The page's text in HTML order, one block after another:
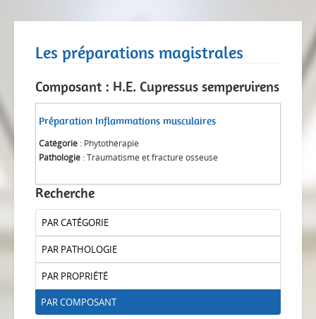
Les préparations magistrales
Composant : H.E. Cupressus sempervirens
Préparation Inflammations musculaires
Catégorie : Phytothérapie
Pathologie : Traumatisme et fracture osseuse
Recherche
PAR CATÉGORIE
PAR PATHOLOGIE
PAR PROPRIÉTÉ
PAR COMPOSANT